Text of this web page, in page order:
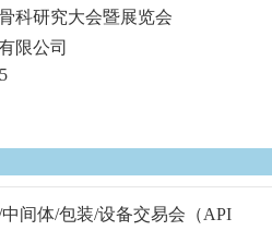
科研究大会暨展览会
限公司
间体/包装/设备交易会（API